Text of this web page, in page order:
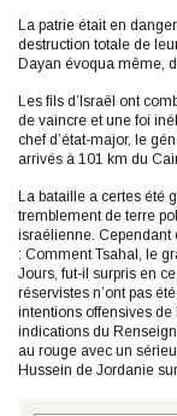
La patrie était en
destruction totale de
Dayan évoqua même,
Les fils d’Israël ont
de vaincre et une foi
chef d’état-major, le
arrivés à 101 km du
La bataille a certes été
tremblement de terre
israélienne. Cependant
: Comment Tsahal, le
Jours, fut-il surpris en
réservistes n’ont pas
intentions offensives de
indications du
au rouge avec un
Hussein de Jordanie